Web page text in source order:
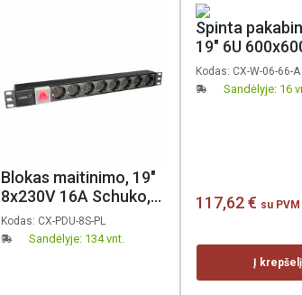
Blokas maitinimo, 19"
8x230V 16A Schuko,
su jungikliu, plastiko
korpusas, coreX
Kodas: CX-PDU-8S-PL
Sandėlyje: 134 vnt.
Spinta
19" 6U
IP20, stiklinės
nuimami šonai,
Kodas: CX-W-06-66-A
Sandėlyje: 16
117,62 € su PVM
Į krepšelį